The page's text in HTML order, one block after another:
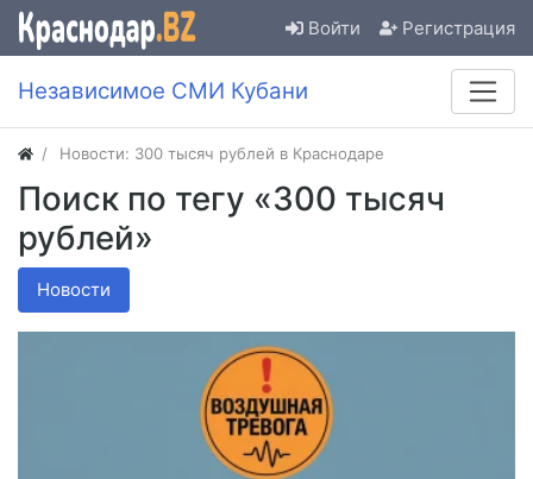
Войти Регистрация
Независимое СМИ Кубани
Новости: 300 тысяч рублей в Краснодаре
Поиск по тегу «300 тысяч
рублей»
Новости